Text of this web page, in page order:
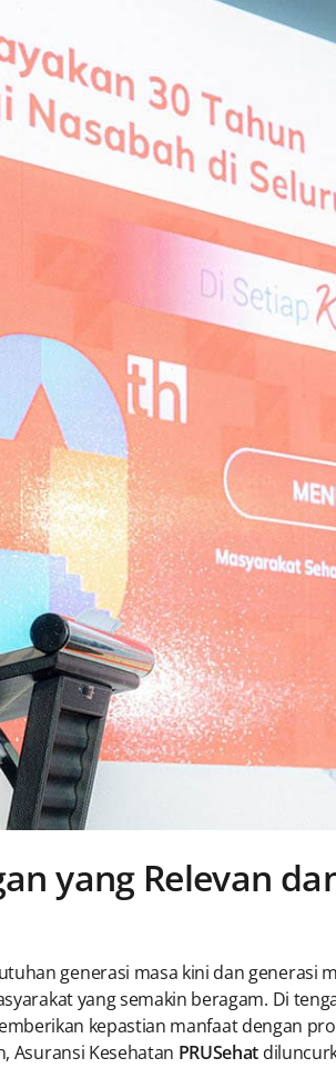
yang Relevan
generasi masa kini dan generasi
yang semakin beragam. Di
kepastian manfaat dengan
Asuransi Kesehatan PRUSehat